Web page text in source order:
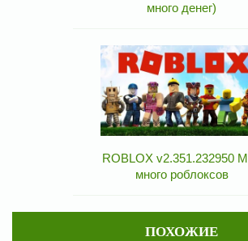
много денег)
ROBLOX v2.351.232950
много роблоксов
ПОХОЖИЕ